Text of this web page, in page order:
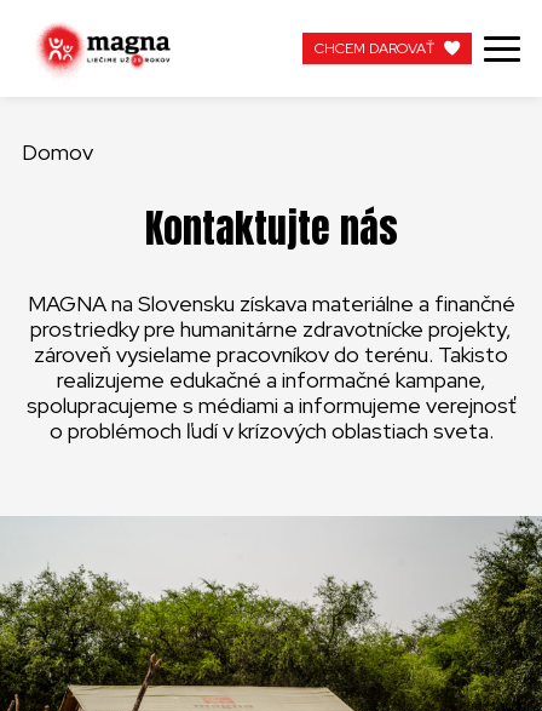
NAŠA PRÁCA
AKTUÁLNE
ZAPOJTE SA
APOTEKA + PINAKOTEKA
KONTAKT
SLOVENSKO
GLOBAL
CHCEM DAROVAŤ
Domov
Kontaktujte nás
MAGNA na Slovensku získava materiálne a finančné
prostriedky pre humanitárne zdravotnícke projekty,
zároveň vysielame pracovníkov do terénu. Takisto
realizujeme edukačné a informačné kampane,
spolupracujeme s médiami a informujeme verejnosť
o problémoch ľudí v krízových oblastiach sveta.